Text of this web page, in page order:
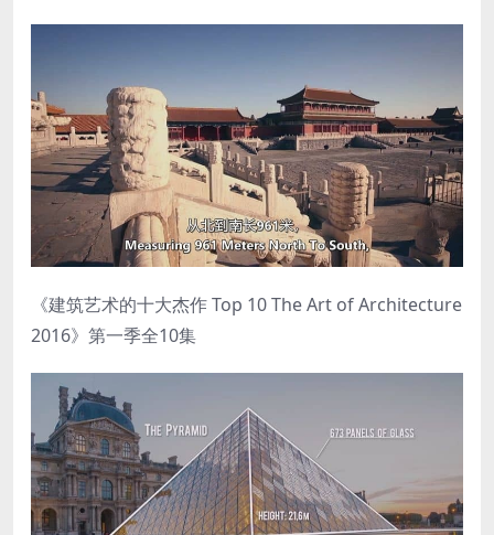
《建筑艺术的十大杰作 Top 10 The Art of Architecture
2016》第一季全10集